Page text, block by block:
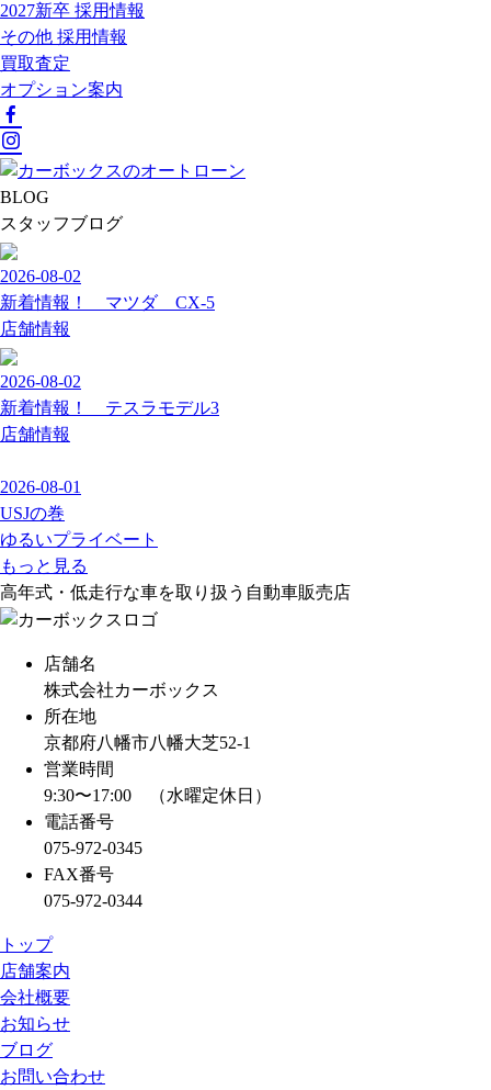
2027新卒 採用情報
その他 採用情報
買取査定
オプション案内
BLOG
スタッフブログ
2026-08-02
新着情報！ マツダ CX-5
店舗情報
2026-08-02
新着情報！ テスラモデル3
店舗情報
2026-08-01
USJの巻
ゆるいプライベート
もっと見る
高年式・低走行な車を取り扱う自動車販売店
店舗名
株式会社カーボックス
所在地
京都府八幡市八幡大芝52-1
営業時間
9:30〜17:00 （水曜定休日）
電話番号
075-972-0345
FAX番号
075-972-0344
トップ
店舗案内
会社概要
お知らせ
ブログ
お問い合わせ